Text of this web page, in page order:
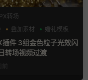
转场
叠加素材 婚礼模板
插件 3组金色粒子光效闪
转场视频过渡
前